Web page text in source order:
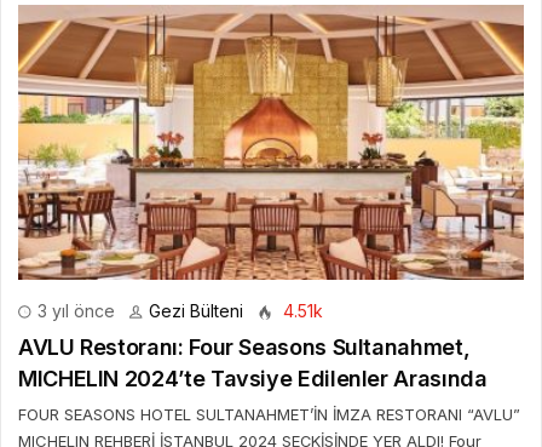
3 yıl önce Gezi Bülteni 4.51k
AVLU Restoranı: Four Seasons Sultanahmet,
MICHELIN 2024’te Tavsiye Edilenler Arasında
FOUR SEASONS HOTEL SULTANAHMET’İN İMZA RESTORANI “AVLU”
MICHELIN REHBERİ İSTANBUL 2024 SEÇKİSİNDE YER ALDI! Four